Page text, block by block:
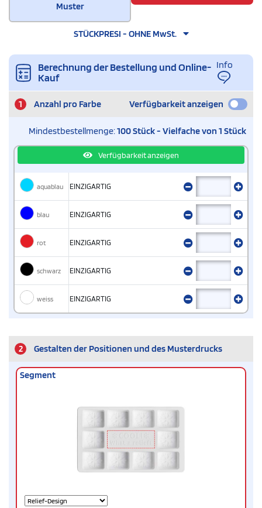
Muster
STÜCKPRESI - OHNE MwSt.
Berechnung der Bestellung und Online-
Kauf
Info
1 Anzahl pro Farbe Verfügbarkeit anzeigen
Mindestbestellmenge:100 Stück - Vielfache von 1 Stück
Verfügbarkeit anzeigen
aquablau EINZIGARTIG
blau EINZIGARTIG
rot EINZIGARTIG
schwarz EINZIGARTIG
weiss EINZIGARTIG
2 Gestalten der Positionen und des Musterdrucks
Segment